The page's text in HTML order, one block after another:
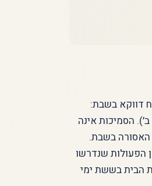
דווקא בשבת:
הסמיכות אינה
האסורה בשבת.
הפעולות שנדרשו
הבית בששת ימי